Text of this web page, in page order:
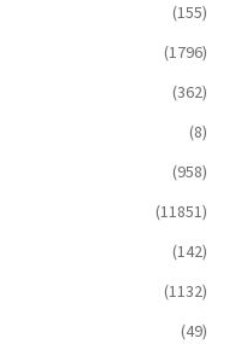
(155)
(1796)
(362)
(8)
(958)
(11851)
(142)
(1132)
(49)